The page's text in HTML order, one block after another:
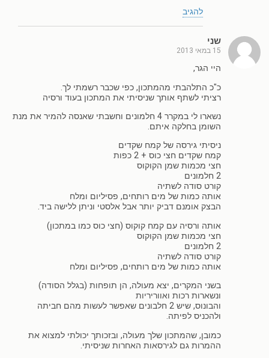
להגיב
שני
15 במאי 2013
היי הגר,
כ"כ התלהבתי מהמתכון, כפי שכבר רשמתי לך.
רציתי לשתף אותך שניסיתי את המתכון בעוד ורסיה
נשארו לי במקרר 4 חלמונים וחשבתי שאנסה להמיר את מנת
השומן בחלקה איתם.
ניסיתי גירסה של קמח שקדים
קמח שקדים חצי כוס + 2 כפות
חצי מכמות שמן הקוקוס
2 חלמונים
קורט סודה לשתיה
אותה כמות של מים רותחים, פסיליום ומלח
הבצק אומנם דביק יותר אבל אלסטי וניתן ללישה ביד.
אותה ורסיה עם קמח קוקוס (חצי כוס כמו במתכון)
חצי מכמות שמן הקוקוס
2 חלמונים
קורט סודה לשתיה
אותה כמות של מים רותחים, פסיליום ומלח
בשני המקרים, יצא מעולה, הן תופחות (בגלל הסודה)
ונשארות רכות ואווריריות
והבונוס, שיש 2 חלבונים שאפשר לעשות מהם חביתה
ולהכניס לפיתה.
כמובן, שהמתכון שלך מעולה, ובזכותך יכולתי למצוא את
ההמרות גם לגירסאות האחרות שניסיתי.